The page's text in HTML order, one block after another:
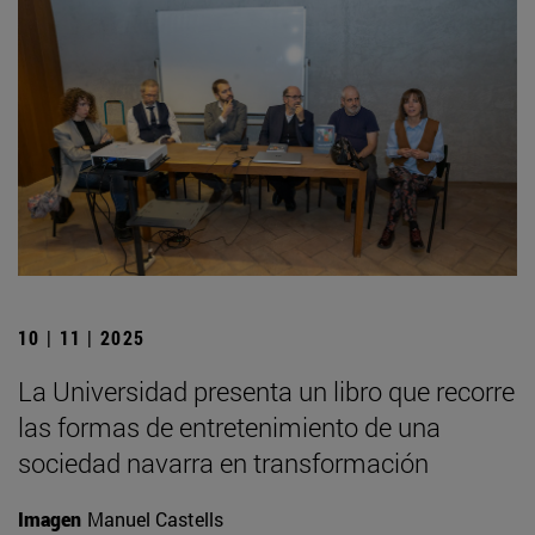
10 | 11 | 2025
La Universidad presenta un libro que recorre
las formas de entretenimiento de una
sociedad navarra en transformación
Imagen Manuel Castells